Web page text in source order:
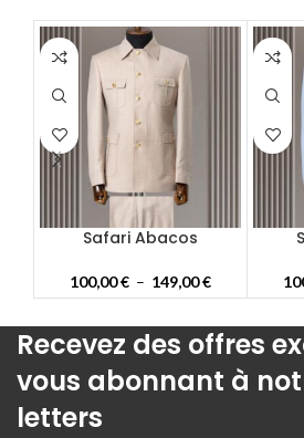
70
Safari Abacos
100,00€ – 149,00€
Recevez des offres
vous abonnant à
letters